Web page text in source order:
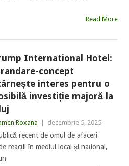
Read More
International Hotel:
concept
interes pentru o
investiție majoră la
Roxana decembrie 5, 2025
recent de omul de afaceri
reacții în mediul local și național,